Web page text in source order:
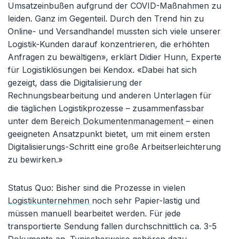
Umsatzeinbußen aufgrund der COVID-Maßnahmen zu
leiden. Ganz im Gegenteil. Durch den Trend hin zu
Online- und Versandhandel mussten sich viele unserer
Logistik-Kunden darauf konzentrieren, die erhöhten
Anfragen zu bewältigen», erklärt Didier Hunn, Experte
für Logistiklösungen bei Kendox. «Dabei hat sich
gezeigt, dass die Digitalisierung der
Rechnungsbearbeitung und anderen Unterlagen für
die täglichen Logistikprozesse – zusammenfassbar
unter dem Bereich Dokumentenmanagement – einen
geeigneten Ansatzpunkt bietet, um mit einem ersten
Digitalisierungs-Schritt eine große Arbeitserleichterung
zu bewirken.»
Status Quo: Bisher sind die Prozesse in vielen
Logistikunternehmen noch sehr Papier-lastig und
müssen manuell bearbeitet werden. Für jede
transportierte Sendung fallen durchschnittlich ca. 3-5